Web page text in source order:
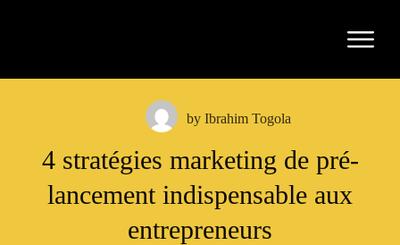
byIbrahim Togola
4 stratégies marketing de pré-
lancement indispensable aux
entrepreneurs